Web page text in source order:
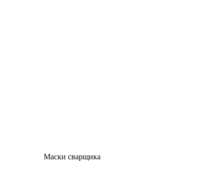
Маски сварщика